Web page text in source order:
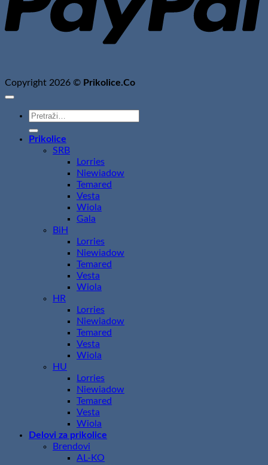
Copyright 2026 © Prikolice.Co
Pretraži:
Prikolice
SRB
Lorries
Niewiadow
Temared
Vesta
Wiola
Gala
BiH
Lorries
Niewiadow
Temared
Vesta
Wiola
HR
Lorries
Niewiadow
Temared
Vesta
Wiola
HU
Lorries
Niewiadow
Temared
Vesta
Wiola
Delovi za prikolice
Brendovi
AL-KO